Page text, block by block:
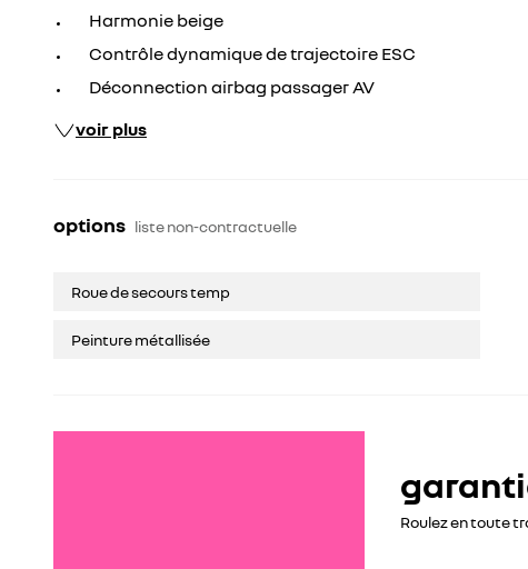
Harmonie beige
Contrôle dynamique de trajectoire ESC
Déconnection airbag passager AV
voir plus
options liste non-contractuelle
Roue de secours temp
Peinture métallisée
Roulez en toute